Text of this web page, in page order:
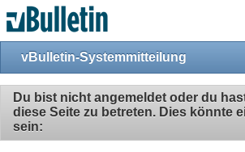
vBulletin-Systemmitteilung
Du bist nicht angemeldet oder du
diese Seite zu betreten. Dies könnte
sein: